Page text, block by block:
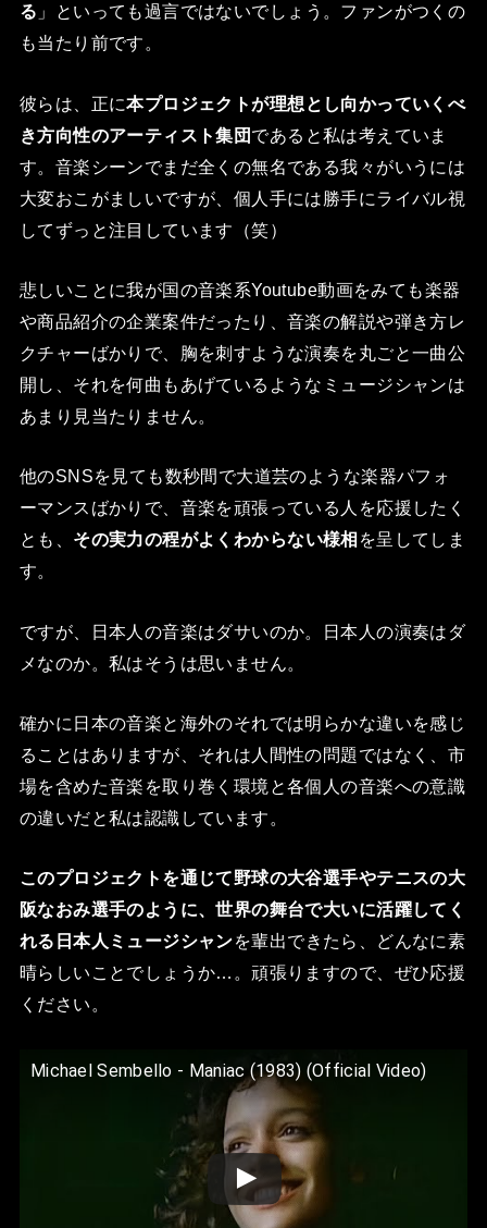
る 」といっても過言ではないでしょう。ファンがつくの
も当たり前です。
彼らは、正に本プロジェクトが理想とし向かっていくべ
き方向性のアーティスト集団 であると私は考えていま
す。音楽シーンでまだ全くの無名である我々がいうには
大変おこがましいですが、個人手には勝手にライバル視
してずっと注目しています（笑）
悲しいことに我が国の音楽系Youtube動画をみても楽器
や商品紹介の企業案件だったり、音楽の解説や弾き方レ
クチャーばかりで、胸を刺すような演奏を丸ごと一曲公
開し、それを何曲もあげているようなミュージシャンは
あまり見当たりません。
他のSNSを見ても数秒間で大道芸のような楽器パフォ
ーマンスばかりで、音楽を頑張っている人を応援したく
とも、 その実力の程がよくわからない様相 を呈してしま
す。
ですが、日本人の音楽はダサいのか。日本人の演奏はダ
メなのか。私はそうは思いません。
確かに日本の音楽と海外のそれでは明らかな違いを感じ
ることはありますが、それは人間性の問題ではなく、市
場を含めた音楽を取り巻く環境と各個人の音楽への意識
の違いだと私は認識しています。
このプロジェクトを通じて野球の大谷選手やテニスの大
阪なおみ選手のように、世界の舞台で大いに活躍してく
れる日本人ミュージシャンを輩出できたら、どんなに素
晴らしいことでしょうか…。頑張りますので、ぜひ応援
ください。
Michael Sembello - Maniac (1983) (Official Video)